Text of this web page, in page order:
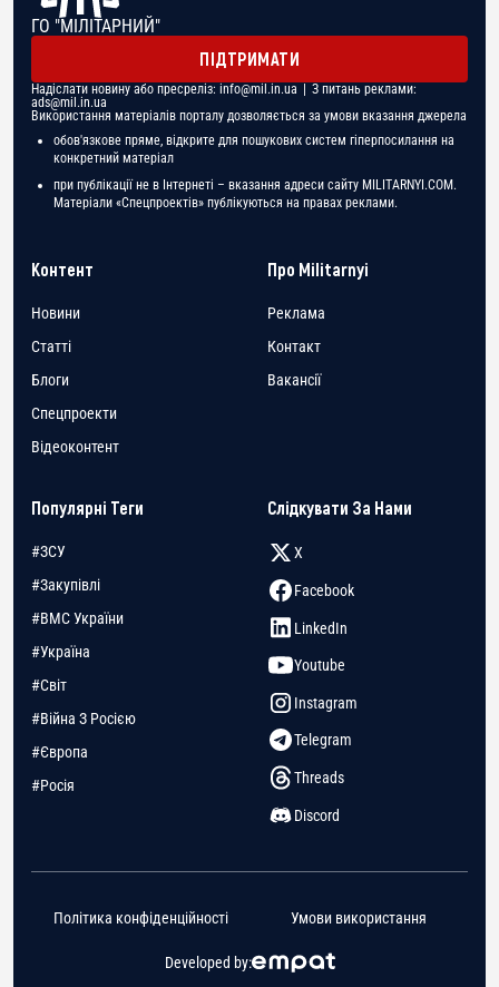
ГО "МІЛІТАРНИЙ"
ПІДТРИМАТИ
Надіслати новину або пресреліз: info@mil.in.ua | З питань реклами:
ads@mil.in.ua
Використання матеріалів порталу дозволяється за умови вказання джерела
обов'язкове пряме, відкрите для пошукових систем гіперпосилання на
конкретний матеріал
при публікації не в Інтернеті – вказання адреси сайту MILITARNYI.COM.
Матеріали «Спецпроектів» публікуються на правах реклами.
Контент
Новини
Статті
Блоги
Спецпроекти
Відеоконтент
Про Militarnyi
Реклама
Контакт
Вакансії
Популярні Теги
#ЗСУ
#Закупівлі
#ВМС України
#Україна
#Світ
#Війна З Росією
#Європа
#Росія
Слідкувати За Нами
X
Facebook
LinkedIn
Youtube
Instagram
Telegram
Threads
Discord
Developed by:
Політика конфіденційності Умови використання